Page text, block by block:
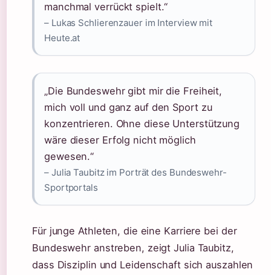
manchmal verrückt spielt.“
– Lukas Schlierenzauer im Interview mit
Heute.at
„Die Bundeswehr gibt mir die Freiheit,
mich voll und ganz auf den Sport zu
konzentrieren. Ohne diese Unterstützung
wäre dieser Erfolg nicht möglich
gewesen.“
– Julia Taubitz im Porträt des Bundeswehr-
Sportportals
Für junge Athleten, die eine Karriere bei der
Bundeswehr anstreben, zeigt Julia Taubitz,
dass Disziplin und Leidenschaft sich auszahlen